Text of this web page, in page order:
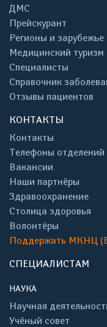
ДМС
Прейскурант
Регионы и зарубежье
Медицинский туризм
Специалисты
Справочник
Отзывы пациентов
КОНТАКТЫ
Контакты
Телефоны отделений
Вакансии
Наши партнёры
Здравоохранение
Столица здоровья
Волонтёры
Поддержать МКНЦ
СПЕЦИАЛИСТАМ
НАУКА
Научная
Учёный совет